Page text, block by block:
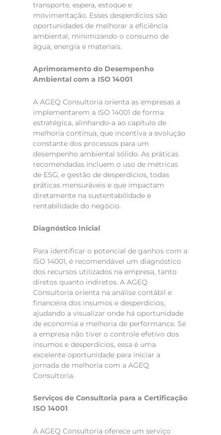
transporte, espera, estoque e
movimentação. Esses desperdícios são
oportunidades de melhorar a eficiência
ambiental, minimizando o consumo de
água, energia e materiais.
Aprimoramento do Desempenho
Ambiental com a ISO 14001
A AGEQ Consultoria orienta as empresas a
implementarem a ISO 14001 de forma
estratégica, alinhando-a ao capítulo de
melhoria contínua, que incentiva a evolução
constante dos processos para um
desempenho ambiental sólido. As práticas
recomendadas incluem o uso de métricas
de ESG, e gestão de desperdícios, todas
práticas mensuráveis e que impactam
diretamente na sustentabilidade e
rentabilidade do negócio.
Diagnóstico Inicial
Para identificar o potencial de ganhos com a
ISO 14001, é recomendável um diagnóstico
dos recursos utilizados na empresa, tanto
diretos quanto indiretos. A AGEQ
Consultoria orienta na análise contábil e
financeira dos insumos e desperdícios,
ajudando a visualizar onde há oportunidade
de economia e melhoria de performance. Se
a empresa não tiver o controle efetivo dos
insumos e desperdícios, essa é uma
excelente oportunidade para iniciar a
jornada de melhoria com a AGEQ
Consultoria.
Serviços de Consultoria para a Certificação
ISO 14001
A AGEQ Consultoria oferece um serviço